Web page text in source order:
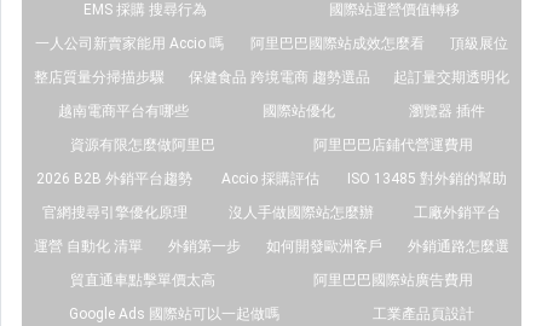
EMS 採購 搜尋行為
國際站運營價值轉移
一人公司新賣家能用 Accio 嗎
阿里巴巴國際站成效怎麼看
頂級展位
整店質量分掃描步驟
保健食品 跨境電商 趨勢選品
起訂量交期透明化
越南電商平台有哪些
國際站優化
瀏覽器 插件
資源有限怎麼做阿里巴
阿里巴巴店鋪代營運費用
2026 B2B 外銷平台趨勢
Accio 採購評估
ISO 13485 對外銷的幫助
官網搜尋引擎優化原理
沒人手做國際站怎麼辦
工廠外銷平台
運營 自動化 清單
外銷第一步 如何開發歐洲客戶
外銷通路怎麼選
貿直通車點擊單價太高
阿里巴巴國際站廣告費用
Google Ads 國際站可以一起做嗎
工業產品頁設計